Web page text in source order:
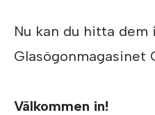
Nu kan du hitta dem
Glasögonmagasinet
Välkommen in!